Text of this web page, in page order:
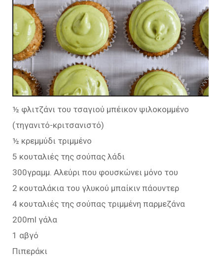
½ φλιτζάνι του τσαγιού μπέικον ψιλοκομμένο
(τηγανιτό-κριτσανιστό)
½ κρεμμύδι τριμμένο
5 κουταλιές της σούπας λάδι
300γραμμ. Αλεύρι που φουσκώνει μόνο του
2 κουταλάκια του γλυκού μπαίκιν πάουντερ
4 κουταλιές της σούπας τριμμένη παρμεζάνα
200ml γάλα
1 αβγό
Πιπεράκι